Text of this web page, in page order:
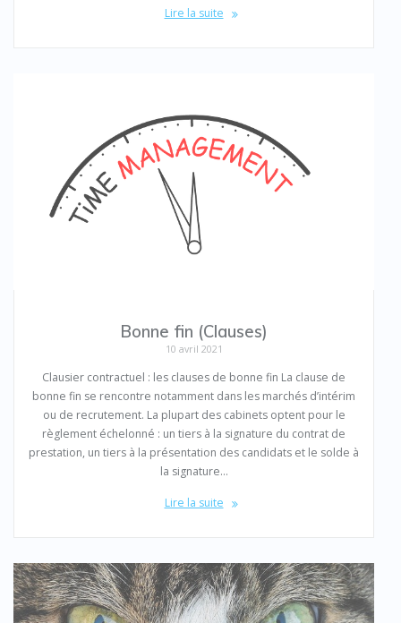
Lire la suite
Bonne fin (Clauses)
10 avril 2021
Clausier contractuel : les clauses de bonne fin La clause de
bonne fin se rencontre notamment dans les marchés d’intérim
ou de recrutement. La plupart des cabinets optent pour le
règlement échelonné : un tiers à la signature du contrat de
prestation, un tiers à la présentation des candidats et le solde à
la signature…
Lire la suite